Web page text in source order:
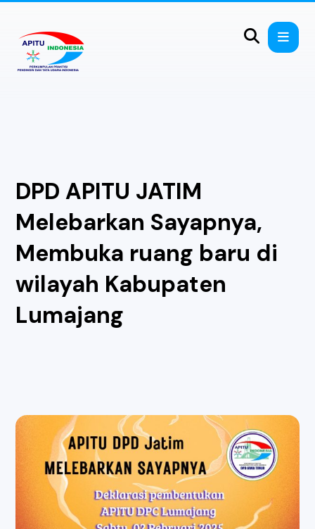
DPD APITU JATIM
Melebarkan Sayapnya,
Membuka ruang baru di
wilayah Kabupaten
Lumajang